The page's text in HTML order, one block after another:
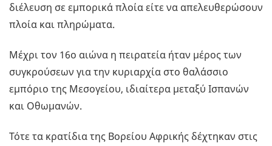
διέλευση σε εμπορικά πλοία είτε να απελευθερώσουν
πλοία και πληρώματα.
Μέχρι τον 16ο αιώνα η πειρατεία ήταν μέρος των
συγκρούσεων για την κυριαρχία στο θαλάσσιο
εμπόριο της Μεσογείου, ιδιαίτερα μεταξύ Ισπανών
και Οθωμανών.
Τότε τα κρατίδια της Βορείου Αφρικής δέχτηκαν στις